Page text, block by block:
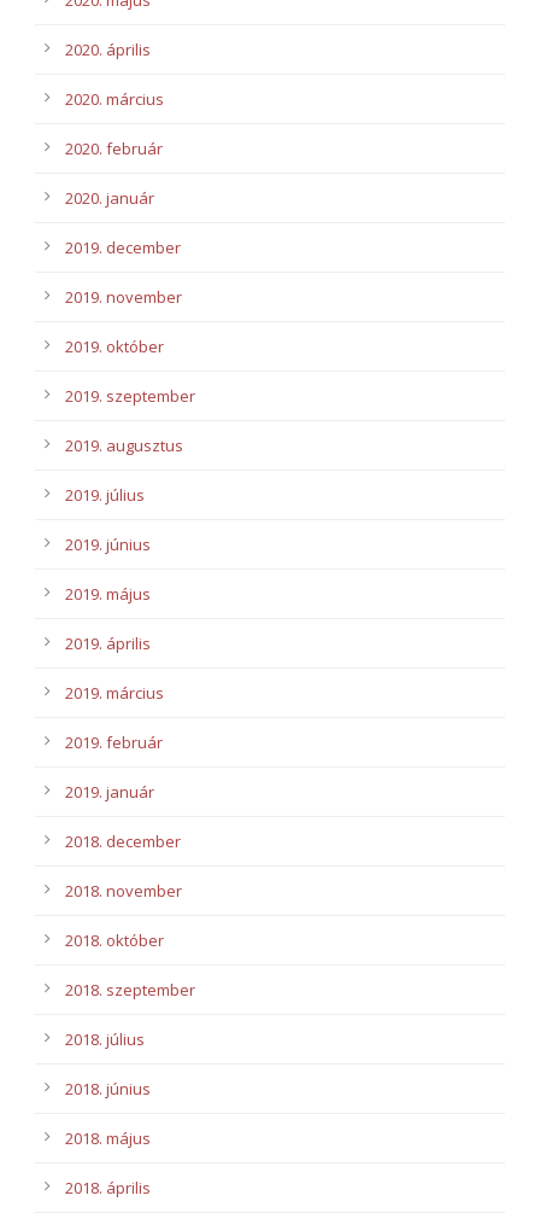
2020. április
2020. március
2020. február
2020. január
2019. december
2019. november
2019. október
2019. szeptember
2019. augusztus
2019. július
2019. június
2019. május
2019. április
2019. március
2019. február
2019. január
2018. december
2018. november
2018. október
2018. szeptember
2018. július
2018. június
2018. május
2018. április